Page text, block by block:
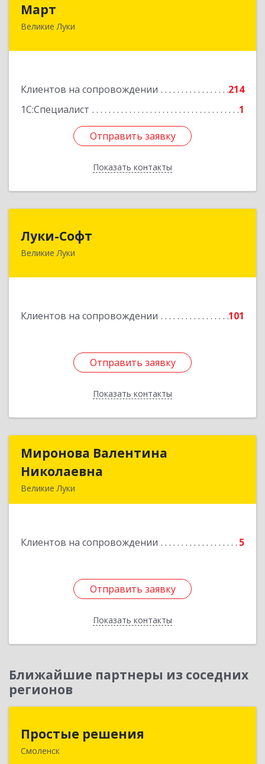
Март
Великие Луки
Клиентов на сопровождении
214
1С:Специалист
1
Отправить заявку
Показать контакты
182113, Псковская обл, Великие Луки г,
Отправить заявку
Назад
Луки-Софт
Великие Луки
Клиентов на сопровождении 101
Отправить заявку
Показать контакты
182113, Псковская обл, Великие Луки г,
Отправить заявку
Назад
Миронова Валентина
Николаевна
Великие Луки
Клиентов на сопровождении 5
Отправить заявку
Показать контакты
Миронова Валентина
Отправить заявку
Назад
Ближайшие партнеры из соседних
регионов
Простые решения
Смоленск
214015, Смоленская обл, Смоленск г, Большая